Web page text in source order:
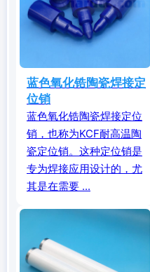
蓝色氧化锆陶瓷焊接定
位销
蓝色氧化锆陶瓷焊接定位
销，也称为KCF耐高温陶
瓷定位销。这种定位销是
专为焊接应用设计的，尤
其是在需要 ...